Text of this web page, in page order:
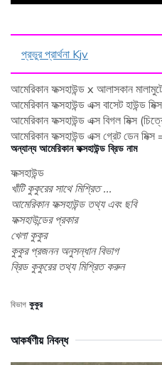
প্রভুর প্রার্থনা Kjv
আমেরিকান ফক্সহাউন্ড x আলাসকান
আমেরিকান ফক্সহাউন্ড এক্স বাসেট হাউন্ড
আমেরিকান ফক্সহাউন্ড এক্স বিগল মিক্স
আমেরিকান ফক্সহাউন্ড এক্স গ্রেট ডেন
অন্যান্য আমেরিকান ফক্সহাউন্ড ব্রিড নাম
ফক্সহাউন্ড
খাঁটি কুকুরের সাথে মিশ্রিত ...
আমেরিকান ফক্সহাউন্ড তথ্য এবং ছবি
ফক্সহাউন্ডের প্রকার
খেলা কুকুর
কুকুর প্রজনন অনুসন্ধান বিভাগ
ব্রিড কুকুরের তথ্য মিশ্রিত করুন
বিভাগ কুকুর
আকর্ষণীয় নিবন্ধ